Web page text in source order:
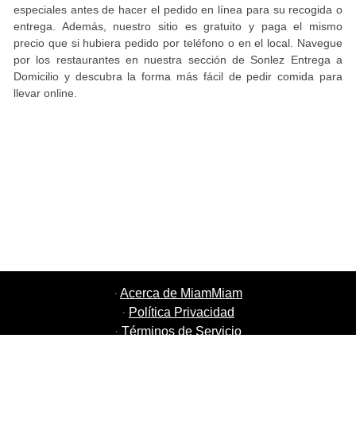
especiales antes de hacer el pedido en línea para su recogida o
entrega. Además, nuestro sitio es gratuito y paga el mismo
precio que si hubiera pedido por teléfono o en el local. Navegue
por los restaurantes en nuestra sección de Sonlez Entrega a
Domicilio y descubra la forma más fácil de pedir comida para
llevar online.
· Acerca de MiamMiam
· Política Privacidad
· Términos de Servicio